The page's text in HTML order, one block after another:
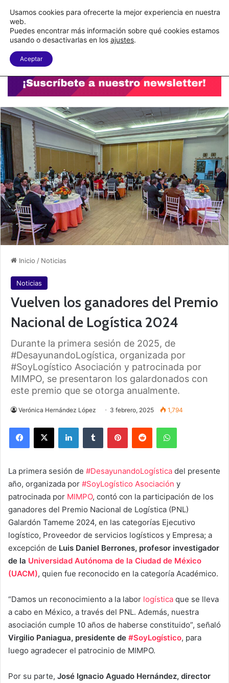
C&A México completa la implementación de su WMS en la nube
Menu
Inicio / Noticias
Noticias
Vuelven los ganadores del Premio
Nacional de Logística 2024
Durante la primera sesión de 2025, de
#DesayunandoLogística, organizada por
#SoyLogístico Asociación y patrocinada por
MIMPO, se presentaron los galardonados con
este premio que se otorga anualmente.
Verónica Hernández López 3 febrero, 2025 1,794
La primera sesión de #DesayunandoLogística del presente
año, organizada por #SoyLogístico Asociación y
patrocinada por MIMPO, contó con la participación de los
ganadores del Premio Nacional de Logística (PNL)
Galardón Tameme 2024, en las categorías Ejecutivo
logístico, Proveedor de servicios logísticos y Empresa; a
excepción de Luis Daniel Berrones, profesor investigador
de la Universidad Autónoma de la Ciudad de México
(UACM), quien fue reconocido en la categoría Académico.
“Damos un reconocimiento a la labor logística que se lleva
a cabo en México, a través del PNL. Además, nuestra
asociación cumple 10 años de haberse constituido”, señaló
Virgilio Paniagua, presidente de #SoyLogístico, para
luego agradecer el patrocinio de MIMPO.
Por su parte, José Ignacio Aguado Hernández, director
Usamos cookies para ofrecerte la mejor experiencia en nuestra
web.
Puedes encontrar más información sobre qué cookies estamos
usando o desactivarlas en los ajustes.
Aceptar